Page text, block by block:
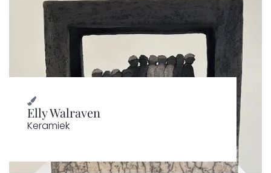
Elly Walraven
Keramiek